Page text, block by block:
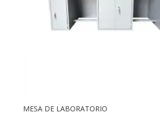
MESA DE LABORATORIO